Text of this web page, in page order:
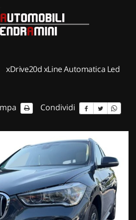
xDrive20d xLine Automatica Led
Condividi